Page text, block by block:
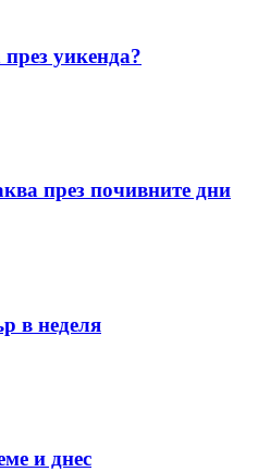
уикенда?
през почивните дни
в неделя
и днес